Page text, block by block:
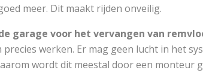
meer. Dit maakt rijden onveilig.
garage voor het vervangen van
werken. Er mag geen lucht in het
wordt dit meestal door een monteur